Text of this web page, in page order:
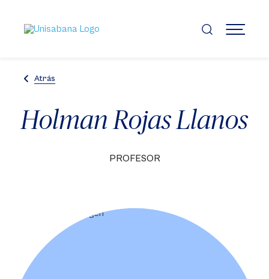
contenido
principal
MENÚ
Atrás
Holman Rojas Llanos
PROFESOR